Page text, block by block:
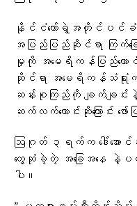
နိုင်ငံတော်ရဲ့အတိုင်ပင်ခံ
အပြည်ပြည်ဆိုင်ရာ ကြက်ခြ
မှုကို အမေရိကန်ပြည်ထော
ဆိုင်ရာ အမေရိကန်သံရုံးက
ဆန်းစုကြည်ကို ချက်ချင်
ဆက်လက်တောင်းဆိုကြောင်း ဖေ
ဩဂုတ် ၃ရက်က ဒေါ်အော
တွေ့ဆုံခဲ့တဲ့ အခြေအနေ နဲ့
ပါ။